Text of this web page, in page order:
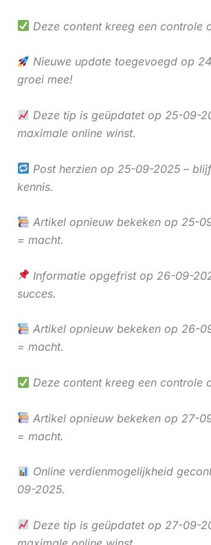
Deze content kreeg een controle
Nieuwe update toegevoegd op
groei mee!
Deze tip is geüpdatet op 25-09-
maximale online winst.
Post herzien op 25-09-2025 –
kennis.
Artikel opnieuw bekeken op 25-
= macht.
Informatie opgefrist op 26-09-
succes.
Artikel opnieuw bekeken op 26-
= macht.
Deze content kreeg een controle
Artikel opnieuw bekeken op 27-
= macht.
Online verdienmogelijkheid
09-2025.
Deze tip is geüpdatet op 27-09-